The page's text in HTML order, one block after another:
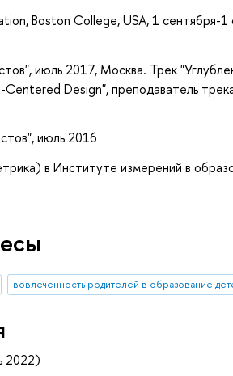
Boston College, USA, 1 сентября-1
июль 2017, Москва. Трек
Centered Design", преподаватель
июль 2016
в Институте измерений в
вовлеченность родителей в образование
2022)